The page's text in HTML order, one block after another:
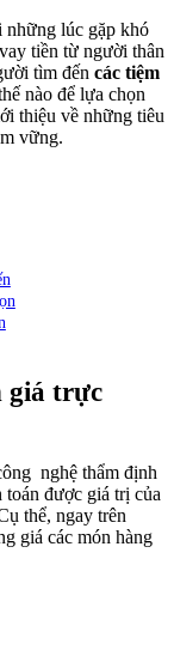
những lúc gặp khó
tiền từ người thân
tìm đến các tiệm
nào để lựa chọn
thiệu về những tiêu
vững.
giá trực
nghệ thẩm định
toán được giá trị của
thể, ngay trên
giá các món hàng